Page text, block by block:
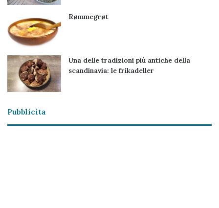
Rømmegrøt
Una delle tradizioni più antiche della
scandinavia: le frikadeller
Pubblicita